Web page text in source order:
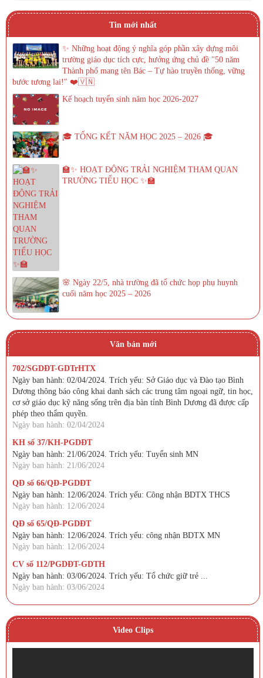
Tin mới nhất
✨ Những hoạt động ý nghĩa góp phần xây dựng môi
trường giáo dục tích cực, hưởng ứng chủ đề "50 năm
Thành phố mang tên Bác – Tự hào truyền thống, vững
bước tương lai!" ❤️🇻🇳
Kế hoạch tuyển sinh năm học 2026-2027
🎓 TỔNG KẾT NĂM HỌC 2025 – 2026 🎓
🏫✨ HOẠT ĐỘNG TRẢI NGHIỆM THAM QUAN
TRƯỜNG TIỂU HỌC ✨🏫
🌸 Ngày 22/5, nhà trường đã tổ chức họp phụ huynh
cuối năm học 2025 – 2026
Văn bản mới
702/SGDĐT-GDTrHTX
Ngày ban hành: 02/04/2024. Trích yếu: Sở Giáo dục và Đào tạo Bình
Dương thông báo công khai danh sách các trung tâm ngoại ngữ, tin học,
cơ sở giáo dục kỹ năng sống trên địa bàn tỉnh Bình Dương đã được cấp
phép theo thẩm quyền.
Ngày ban hành: 02/04/2024
KH số 37/KH-PGDĐT
Ngày ban hành: 21/06/2024. Trích yếu: Tuyển sinh MN
Ngày ban hành: 21/06/2024
QĐ số 66/QĐ-PGDĐT
Ngày ban hành: 12/06/2024. Trích yếu: Công nhận BDTX THCS
Ngày ban hành: 12/06/2024
QĐ số 65/QĐ-PGDĐT
Ngày ban hành: 12/06/2024. Trích yếu: công nhận BDTX MN
Ngày ban hành: 12/06/2024
CV số 112/PGDĐT-GDTH
Ngày ban hành: 03/06/2024. Trích yếu: Tổ chức giữ trẻ ...
Ngày ban hành: 03/06/2024
Video Clips